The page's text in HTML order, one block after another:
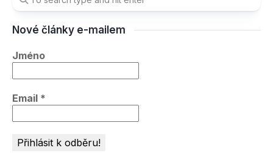
Nové články e-mailem
Jméno
Email *